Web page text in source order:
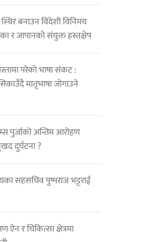
बनाउन विदेशी विनिमय
र जापानको संयुक्त हस्तक्षेप
परेको भाषा संकट :
मातृभाषा जोगाउने
पुर्जाको अन्तिम आरोहण
दुर्घटना ?
सहसचिव पुष्पराज भट्टराई
ऐन र चिकित्सा क्षेत्रमा